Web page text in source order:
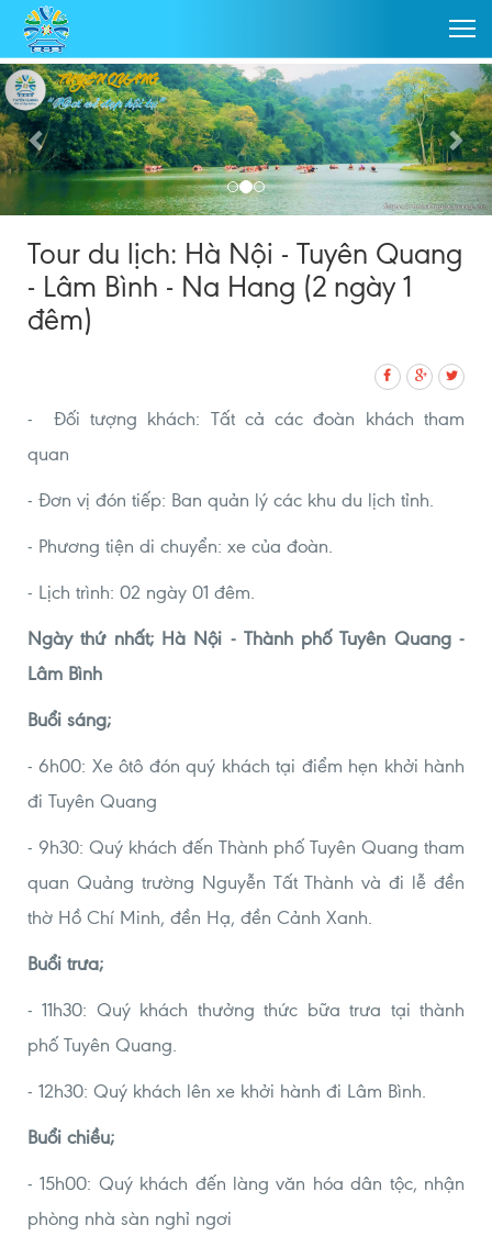
Tour du lịch: Hà Nội - Tuyên Quang
- Lâm Bình - Na Hang (2 ngày 1
đêm)
- Đối tượng khách: Tất cả các đoàn khách tham
quan
- Đơn vị đón tiếp: Ban quản lý các khu du lịch tỉnh.
- Phương tiện di chuyển: xe của đoàn.
- Lịch trình: 02 ngày 01 đêm.
Ngày thứ nhất; Hà Nội - Thành phố Tuyên Quang -
Lâm Bình
Buổi sáng;
- 6h00: Xe ôtô đón quý khách tại điểm hẹn khởi hành
đi Tuyên Quang
- 9h30: Quý khách đến Thành phố Tuyên Quang tham
quan Quảng trường Nguyễn Tất Thành và đi lễ đền
thờ Hồ Chí Minh, đền Hạ, đền Cảnh Xanh.
Buổi trưa;
- 11h30: Quý khách thưởng thức bữa trưa tại thành
phố Tuyên Quang.
- 12h30: Quý khách lên xe khởi hành đi Lâm Bình.
Buổi chiều;
- 15h00: Quý khách đến làng văn hóa dân tộc, nhận
phòng nhà sàn nghỉ ngơi